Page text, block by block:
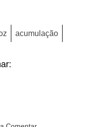
acumulação